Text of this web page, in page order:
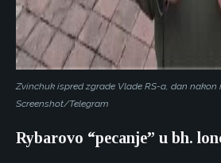
Zvinchuk ispred zgrade Vlade RS-a, dan nakon
Screenshot/Telegram
Rybarovo “pecanje” u bh.